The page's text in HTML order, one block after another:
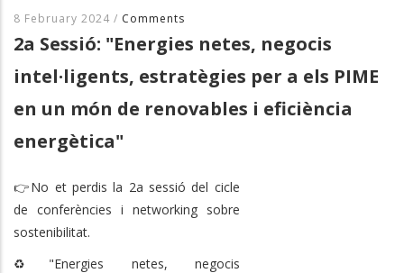
8 February 2024 / Comments
2a Sessió: "Energies netes, negocis
intel·ligents, estratègies per a els PIME
en un món de renovables i eficiència
energètica"
👉No et perdis la 2a sessió del cicle
de conferències i networking sobre
sostenibilitat.
♻️"Energies netes, negocis